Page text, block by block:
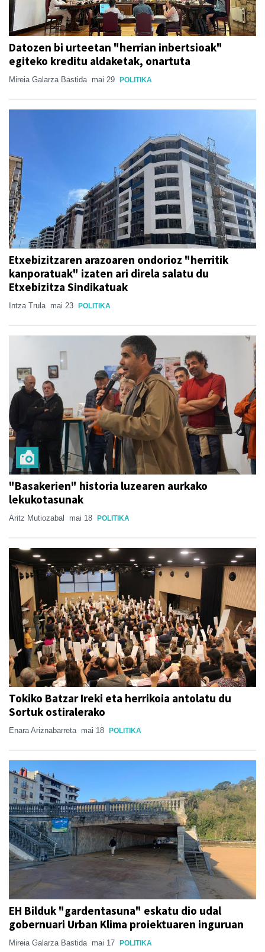
Datozen bi urteetan "herrian inbertsioak"
egiteko kreditu aldaketak, onartuta
Mireia Galarza Bastida mai 29 POLITIKA
Etxebizitzaren arazoaren ondorioz "herritik
kanporatuak" izaten ari direla salatu du
Etxebizitza Sindikatuak
Intza Trula mai 23 POLITIKA
"Basakerien" historia luzearen aurkako
lekukotasunak
Aritz Mutiozabal mai 18 POLITIKA
Tokiko Batzar Ireki eta herrikoia antolatu du
Sortuk ostiralerako
Enara Ariznabarreta mai 18 POLITIKA
EH Bilduk "gardentasuna" eskatu dio udal
gobernuari Urban Klima proiektuaren inguruan
Mireia Galarza Bastida mai 17 POLITIKA